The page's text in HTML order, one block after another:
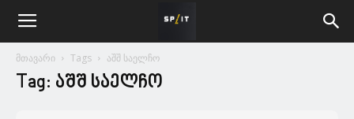
მთავარი Tags აშშ საელჩო
Tag: აშშ საელჩო